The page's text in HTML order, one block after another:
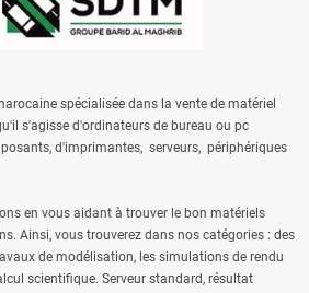
spécialisée dans la vente de matériel
s'agisse d'ordinateurs de bureau ou pc
d'imprimantes, serveurs, périphériques
en vous aidant à trouver le bon matériels
Ainsi, vous trouverez dans nos catégories : des
de modélisation, les simulations de rendu
scientifique. Serveur standard, résultat